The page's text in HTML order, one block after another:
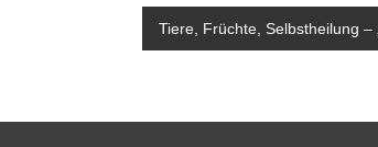
Tiere, Früchte, Selbstheilung –